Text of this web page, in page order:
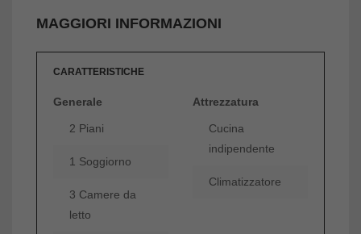
MAGGIORI INFORMAZIONI
CARATTERISTICHE
Generale
2 Piani
1 Soggiorno
3 Camere da
letto
Attrezzatura
Cucina
indipendente
Climatizzatore